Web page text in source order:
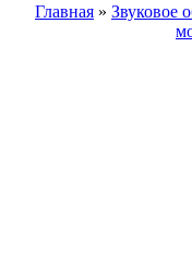
Главная » Звуковое